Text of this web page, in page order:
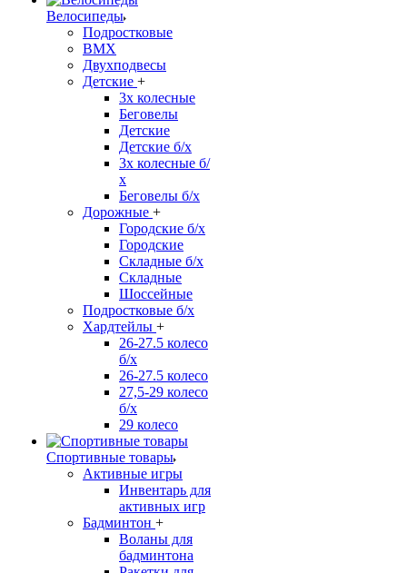
Велосипеды
Подростковые
BMX
Двухподвесы
Детские +
3х колесные
Беговелы
Детские
Детские б/х
3х колесные б/
х
Беговелы б/х
Дорожные +
Городские б/х
Городские
Складные б/х
Складные
Шоссейные
Подростковые б/х
Хардтейлы +
26-27.5 колесо
б/х
26-27.5 колесо
27,5-29 колесо
б/х
29 колесо
Спортивные товары
Активные игры
Инвентарь для
активных игр
Бадминтон +
Воланы для
бадминтона